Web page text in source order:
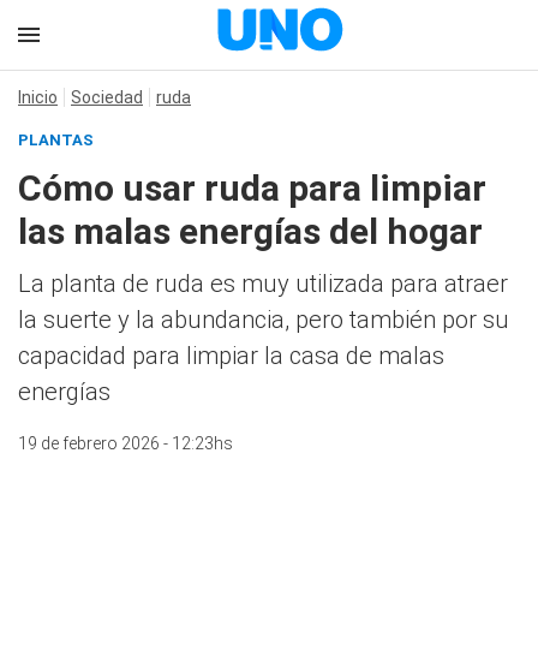
Inicio Sociedad ruda
PLANTAS
Cómo usar ruda para limpiar
las malas energías del hogar
La planta de ruda es muy utilizada para atraer
la suerte y la abundancia, pero también por su
capacidad para limpiar la casa de malas
energías
19 de febrero 2026 - 12:23hs